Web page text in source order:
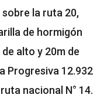
la ruta 20,
de hormigón
alto y 20m de
Progresiva 12.932
nacional N° 14.